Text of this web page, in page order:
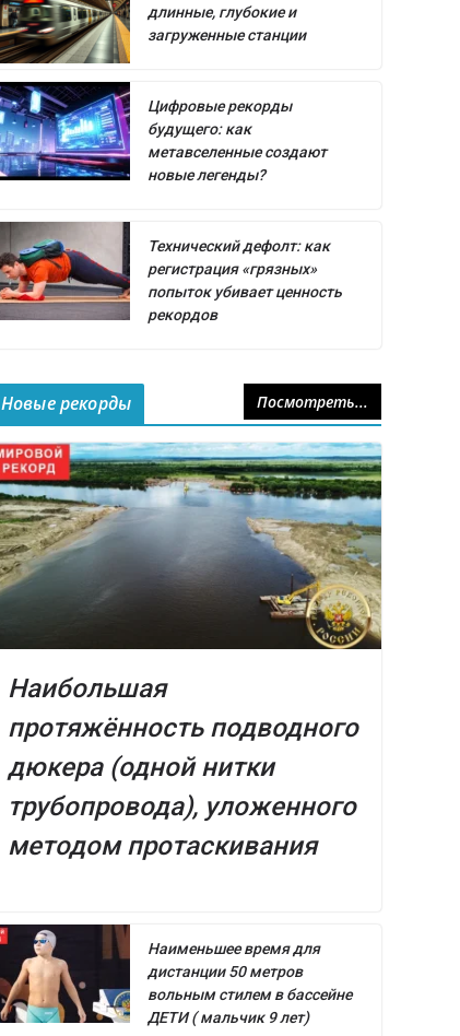
длинные, глубокие и
загруженные станции
Цифровые рекорды
будущего: как
метавселенные создают
новые легенды?
Технический дефолт: как
регистрация «грязных»
попыток убивает ценность
рекордов
Новые рекорды Посмотреть...
Наибольшая
протяжённость подводного
дюкера (одной нитки
трубопровода), уложенного
методом протаскивания
Наименьшее время для
дистанции 50 метров
вольным стилем в бассейне
ДЕТИ ( мальчик 9 лет)